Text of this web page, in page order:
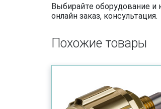
Выбирайте оборудование и
онлайн заказ, консультация.
Похожие товары